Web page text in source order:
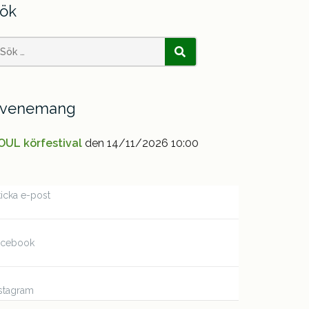
SÖK
körfestival den 14/11/2026 10:00
e-post